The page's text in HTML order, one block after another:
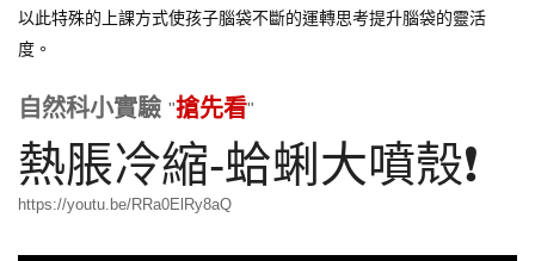
以此特殊的上課方式使孩子腦袋不斷的運轉思考提升腦袋的靈活
度。
自然科小實驗 搶先看
熱脹冷縮-蛤蜊大噴殼❗
https://youtu.be/RRa0ElRy8aQ